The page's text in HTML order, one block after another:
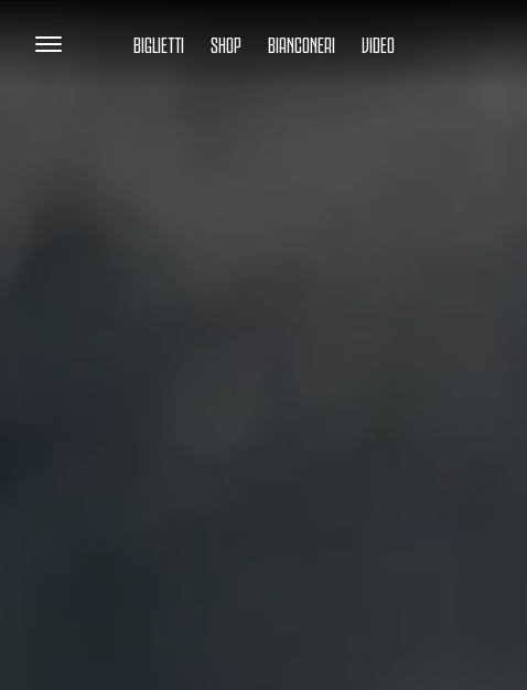
BIGLIETTI SHOP BIANCONERI VIDEO